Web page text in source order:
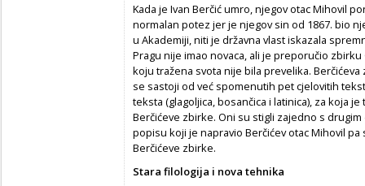
Kada je Ivan Berčić umro, njegov otac Mihovil
normalan potez jer je njegov sin od 1867. bio
u Akademiji, niti je državna vlast iskazala
Pragu nije imao novaca, ali je preporučio
koju tražena svota nije bila prevelika.
se sastoji od već spomenutih pet cjelovitih
teksta (glagoljica, bosančica i latinica), za koja
Berčićeve zbirke. Oni su stigli zajedno s
popisu koji je napravio Berčićev otac Mihovil
Berčićeve zbirke.
Stara filologija i nova tehnika